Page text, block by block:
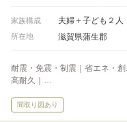
家族構成 夫婦＋子ども２人
所在地 滋賀県蒲生郡
耐震・免震・制震｜省エネ・
高耐久｜…
間取り図あり